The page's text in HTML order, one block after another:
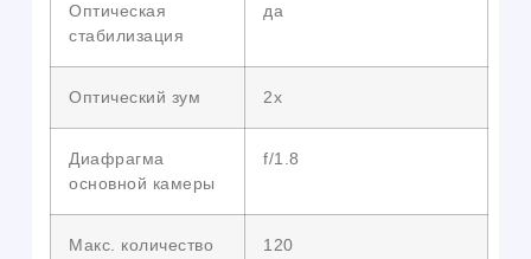
Оптическая
стабилизация
да
Оптический зум 2х
Диафрагма
основной камеры
f/1.8
Макс. количество
120